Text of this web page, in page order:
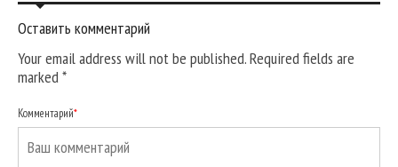
Оставить комментарий
Your email address will not be published. Required fields are
marked*
Комментарий*